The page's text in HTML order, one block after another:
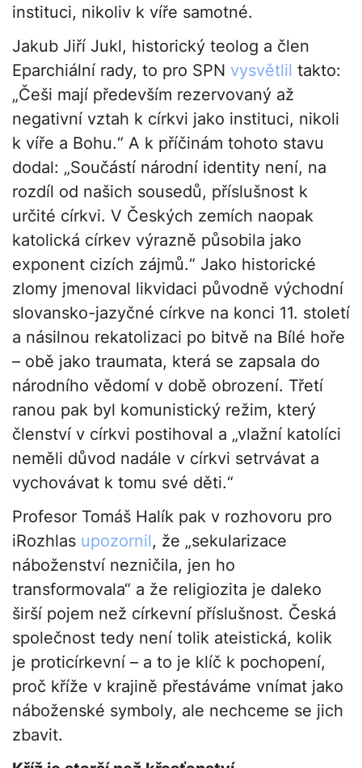
instituci, nikoliv k víře samotné.
Jakub Jiří Jukl, historický teolog a člen
Eparchiální rady, to pro SPN vysvětlil takto:
„Češi mají především rezervovaný až
negativní vztah k církvi jako instituci, nikoli
k víře a Bohu.“ A k příčinám tohoto stavu
dodal: „Součástí národní identity není, na
rozdíl od našich sousedů, příslušnost k
určité církvi. V Českých zemích naopak
katolická církev výrazně působila jako
exponent cizích zájmů.“ Jako historické
zlomy jmenoval likvidaci původně východní
slovansko-jazyčné církve na konci 11. století
a násilnou rekatolizaci po bitvě na Bílé hoře
– obě jako traumata, která se zapsala do
národního vědomí v době obrození. Třetí
ranou pak byl komunistický režim, který
členství v církvi postihoval a „vlažní katolíci
neměli důvod nadále v církvi setrvávat a
vychovávat k tomu své děti.“
Profesor Tomáš Halík pak v rozhovoru pro
iRozhlas upozornil, že „sekularizace
náboženství nezničila, jen ho
transformovala“ a že religiozita je daleko
širší pojem než církevní příslušnost. Česká
společnost tedy není tolik ateistická, kolik
je proticírkevní – a to je klíč k pochopení,
proč kříže v krajině přestáváme vnímat jako
náboženské symboly, ale nechceme se jich
zbavit.